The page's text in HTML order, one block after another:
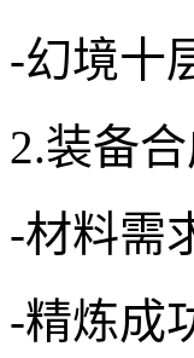
-幻境十
2.装备
-材料需
-精炼成